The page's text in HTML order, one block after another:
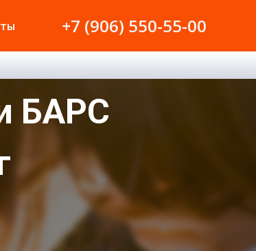
+7 (906) 550-55-00
БАРС